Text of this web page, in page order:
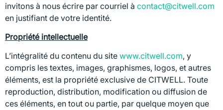
invitons à nous écrire par courriel à contact@citwell.com
en justifiant de votre identité.
Propriété intellectuelle
L’intégralité du contenu du site www.citwell.com, y
compris les textes, images, graphismes, logos, et autres
éléments, est la propriété exclusive de CITWELL. Toute
reproduction, distribution, modification ou diffusion de
ces éléments, en tout ou partie, par quelque moyen que